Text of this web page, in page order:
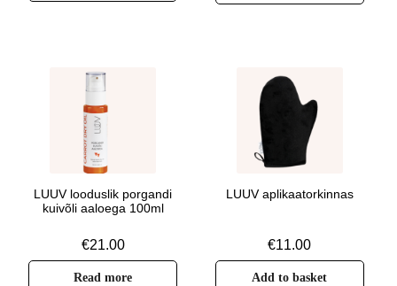
LUUV looduslik porgandi
kuivõli aaloega 100ml
€21.00
Read more
LUUV aplikaatorkinnas
€11.00
Add to basket